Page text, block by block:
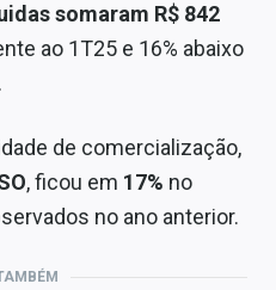
somaram R$ 842
ao 1T25 e 16% abaixo
de comercialização,
, ficou em 17% no
no ano anterior.